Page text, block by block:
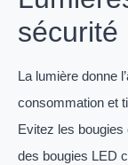
sécurité
La lumière donne
consommation et
Evitez les
des bougies LED